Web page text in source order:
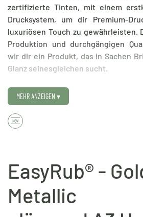
zertifizierte Tinten, mit einem
Drucksystem, um dir Premium-
luxuriösen Touch zu gewährleisten.
Produktion und durchgängigen
wir dir ein Produkt, das in Sachen
Glanz seinesgleichen sucht.
EasyRub® - Gold Metallic ist eine
beliebten Premium UV-DTF.
EasyRub® - Gold Metallic zu
einfarbige Motive,
Farbanpassung wird durch uns
nur, wie bei allen anderen DTF-
Grafiken keinen weißen Hintergrund
Unsere Gold Pigmente sind im
MEHR ANZEIGEN ▾
EasyRub® -
Metallic